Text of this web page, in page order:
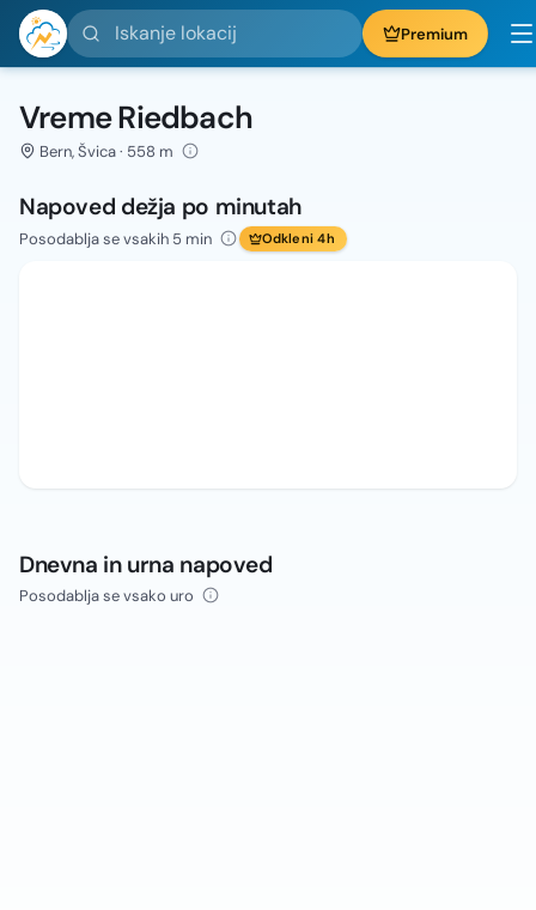
Iskanje lokacij Premium
Vreme Riedbach
Bern, Švica · 558 m
Napoved dežja po minutah
Posodablja se vsakih 5 min Odkleni 4h
Dnevna in urna napoved
Posodablja se vsako uro